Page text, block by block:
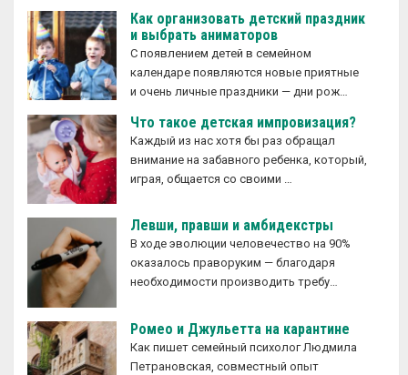
Как организовать детский праздник
и выбрать аниматоров
С появлением детей в семейном
календаре появляются новые приятные
и очень личные праздники — дни рож…
Что такое детская импровизация?
Каждый из нас хотя бы раз обращал
внимание на забавного ребенка, который,
играя, общается со своими …
Левши, правши и амбидекстры
В ходе эволюции человечество на 90%
оказалось праворуким — благодаря
необходимости производить требу…
Ромео и Джульетта на карантине
Как пишет семейный психолог Людмила
Петрановская, совместный опыт